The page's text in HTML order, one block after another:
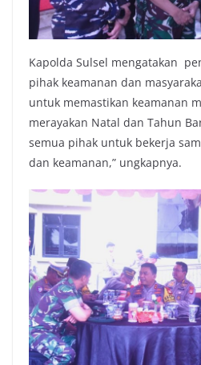
Kapolda Sulsel mengatakan
pihak keamanan dan
untuk memastikan keamanan
merayakan Natal dan Tahun
semua pihak untuk bekerja
dan keamanan,” ungkapnya.